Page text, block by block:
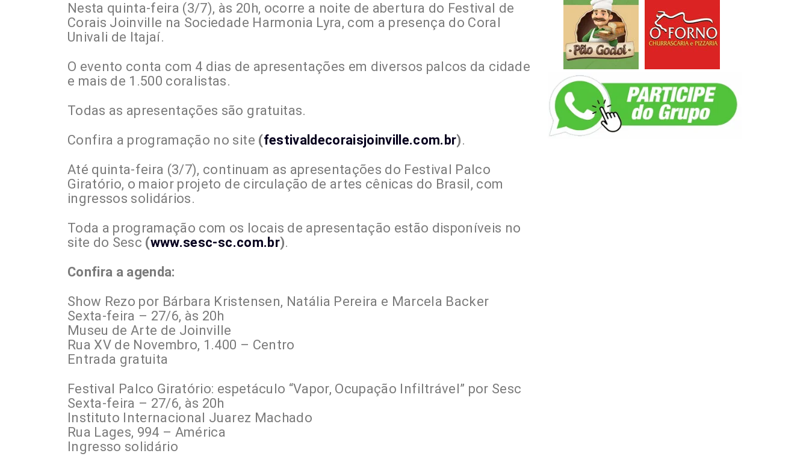
Nesta quinta-feira (3/7), às 20h, ocorre a noite de abertura do Festival de
Corais Joinville na Sociedade Harmonia Lyra, com a presença do Coral
Univali de Itajaí.
O evento conta com 4 dias de apresentações em diversos palcos da cidade
e mais de 1.500 coralistas.
Todas as apresentações são gratuitas.
Confira a programação no site (festivaldecoraisjoinville.com.br).
Até quinta-feira (3/7), continuam as apresentações do Festival Palco
Giratório, o maior projeto de circulação de artes cênicas do Brasil, com
ingressos solidários.
Toda a programação com os locais de apresentação estão disponíveis no
site do Sesc (www.sesc-sc.com.br).
Confira a agenda:
Show Rezo por Bárbara Kristensen, Natália Pereira e Marcela Backer
Sexta-feira – 27/6, às 20h
Museu de Arte de Joinville
Rua XV de Novembro, 1.400 – Centro
Entrada gratuita
Festival Palco Giratório: espetáculo “Vapor, Ocupação Infiltrável” por Sesc
Sexta-feira – 27/6, às 20h
Instituto Internacional Juarez Machado
Rua Lages, 994 – América
Ingresso solidário